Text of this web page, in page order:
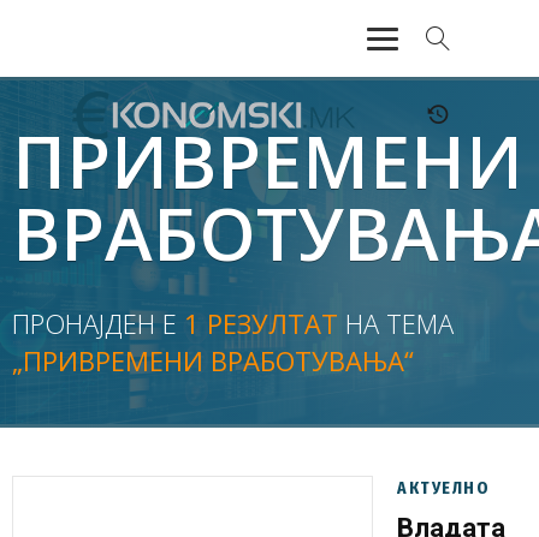
АКТУЕЛНО
ЕКОНОМИЈА
ФИНАНСИИ
БАНКАРСТВО
ЖИВОТ
МОЗАИК
ПРИВРЕМЕНИ
ПРОНАЈДЕН Е 1 РЕЗУЛТАТ НА ТЕМА
„ПРИВРЕМЕНИ ВРАБОТУВАЊА“
АКТУЕЛНО
Владата